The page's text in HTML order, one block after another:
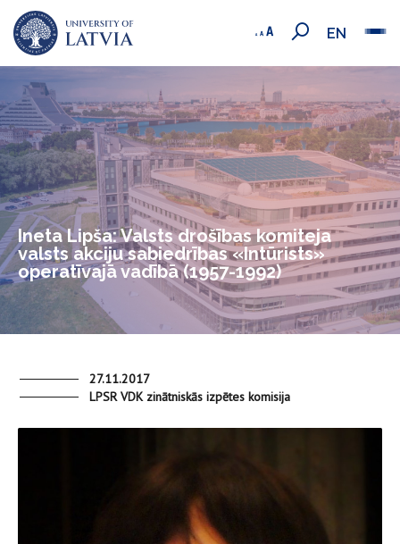
EN
Ineta Lipša: Valsts drošības komiteja
valsts akciju sabiedrības «Intūrists»
operatīvajā vadībā (1957-1992)
27.11.2017
LPSR VDK zinātniskās izpētes komisija